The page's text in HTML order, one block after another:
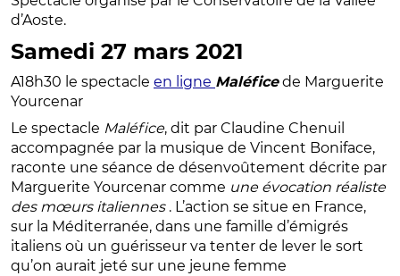
d’Aoste.
Samedi 27 mars 2021
A18h30 le spectacle en ligne Maléficede Marguerite
Yourcenar
Le spectacle Maléfice, dit par Claudine Chenuil
accompagnée par la musique de Vincent Boniface,
raconte une séance de désenvoûtement décrite par
Marguerite Yourcenar comme une évocation réaliste
des mœurs italiennes . L’action se situe en France,
sur la Méditerranée, dans une famille d’émigrés
italiens où un guérisseur va tenter de lever le sort
qu’on aurait jeté sur une jeune femme